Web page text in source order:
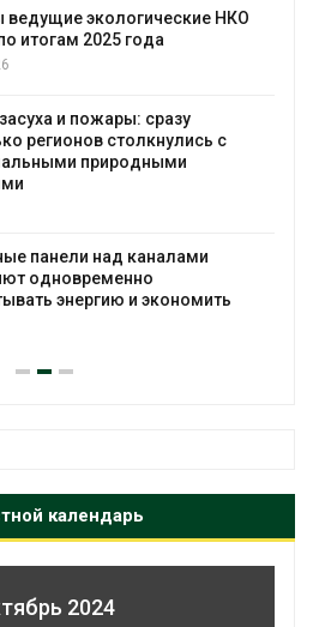
ведущие экологические НКО
итогам 2025 года
и пожары: сразу
регионов столкнулись с
природными
панели над каналами
одновременно
энергию и экономить
календарь
2024